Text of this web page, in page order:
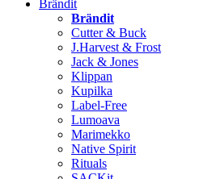
Brändit
Brändit
Cutter & Buck
J.Harvest & Frost
Jack & Jones
Klippan
Kupilka
Label-Free
Lumoava
Marimekko
Native Spirit
Rituals